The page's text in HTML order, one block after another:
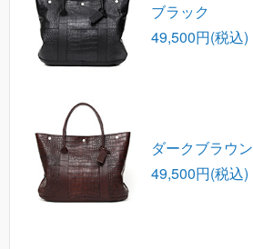
ブラック
49,500円(税込)
ダークブラウン
49,500円(税込)